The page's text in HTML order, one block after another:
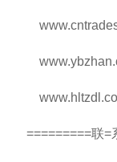
=========联=系